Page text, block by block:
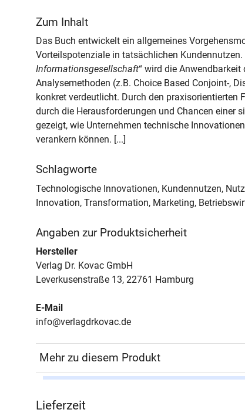
Zum Inhalt
Das Buch entwickelt ein allgemeines
Vorteilspotenziale in tatsächlichen
Informationsgesellschaft“ wird die
Analysemethoden (z.B. Choice Based Conjoint-,
konkret verdeutlicht. Durch den praxisorientierten
durch die Herausforderungen und Chancen einer
gezeigt, wie Unternehmen technische
verankern können. [...]
Schlagworte
Technologische Innovationen, Kundennutzen,
Innovation, Transformation, Marketing,
Angaben zur Produktsicherheit
Hersteller
Verlag Dr. Kovac GmbH
Leverkusenstraße 13, 22761 Hamburg
E-Mail
info@verlagdrkovac.de
Mehr zu diesem Produkt
Lieferzeit